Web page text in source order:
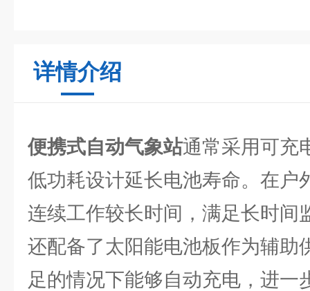
详情介绍
便携式自动气象站通常采用可充
低功耗设计延长电池寿命。在户
连续工作较长时间，满足长时间
还配备了太阳能电池板作为辅助
足的情况下能够自动充电，进一